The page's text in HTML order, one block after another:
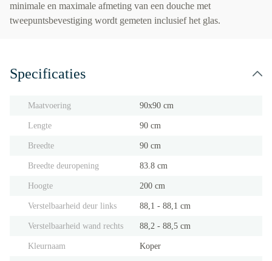
minimale en maximale afmeting van een douche met
tweepuntsbevestiging wordt gemeten inclusief het glas.
Specificaties
Maatvoering 90x90 cm
Lengte 90 cm
Breedte 90 cm
Breedte deuropening 83.8 cm
Hoogte 200 cm
Verstelbaarheid deur links 88,1 - 88,1 cm
Verstelbaarheid wand rechts 88,2 - 88,5 cm
Kleurnaam Koper